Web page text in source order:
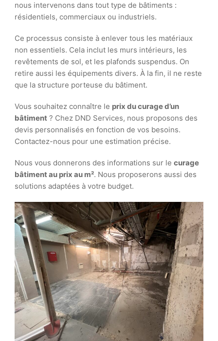
nous intervenons dans tout type de bâtiments :
résidentiels, commerciaux ou industriels.
Ce processus consiste à enlever tous les matériaux
non essentiels. Cela inclut les murs intérieurs, les
revêtements de sol, et les plafonds suspendus. On
retire aussi les équipements divers. À la fin, il ne reste
que la structure porteuse du bâtiment.
Vous souhaitez connaître le prix du curage d’un
bâtiment ? Chez DND Services, nous proposons des
devis personnalisés en fonction de vos besoins.
Contactez-nous pour une estimation précise.
Nous vous donnerons des informations sur le curage
bâtiment au prix au m². Nous proposerons aussi des
solutions adaptées à votre budget.